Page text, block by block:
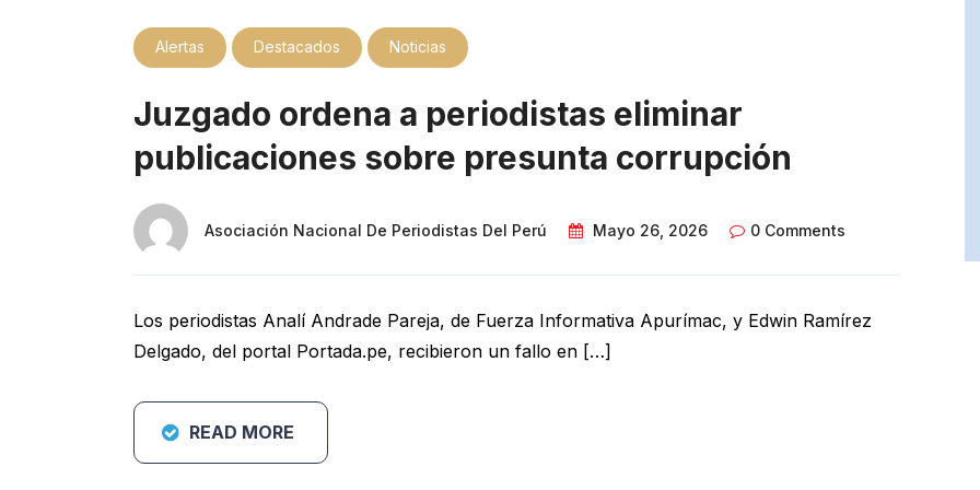
Alertas Destacados Noticias
Juzgado ordena a periodistas eliminar
publicaciones sobre presunta corrupción
Asociación Nacional De Periodistas Del Perú Mayo 26, 2026 0 Comments
Los periodistas Analí Andrade Pareja, de Fuerza Informativa Apurímac, y Edwin Ramírez
Delgado, del portal Portada.pe, recibieron un fallo en […]
READ MORE